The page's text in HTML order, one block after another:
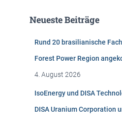
n
Neueste Beiträge
Rund 20 brasilianische
Forest Power Region
4. August 2026
IsoEnergy und DISA
DISA Uranium Corporation